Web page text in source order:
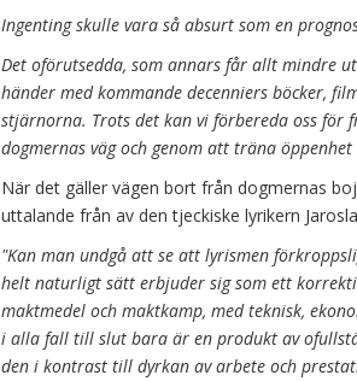
Ingenting skulle vara så absurt som en
Det oförutsedda, som annars får allt mindre
händer med kommande decenniers böcker,
stjärnorna. Trots det kan vi förbereda oss för
dogmernas väg och genom att träna
När det gäller vägen bort från dogmernas
uttalande från av den tjeckiske lyrikern
"Kan man undgå att se att lyrismen
helt naturligt sätt erbjuder sig som ett
maktmedel och maktkamp, med teknisk,
i alla fall till slut bara är en produkt av
den i kontrast till dyrkan av arbete och